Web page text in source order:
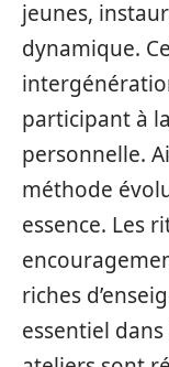
jeunes,
dynamique.
participant à
personnelle.
méthode
essence. Les
riches
essentiel dans